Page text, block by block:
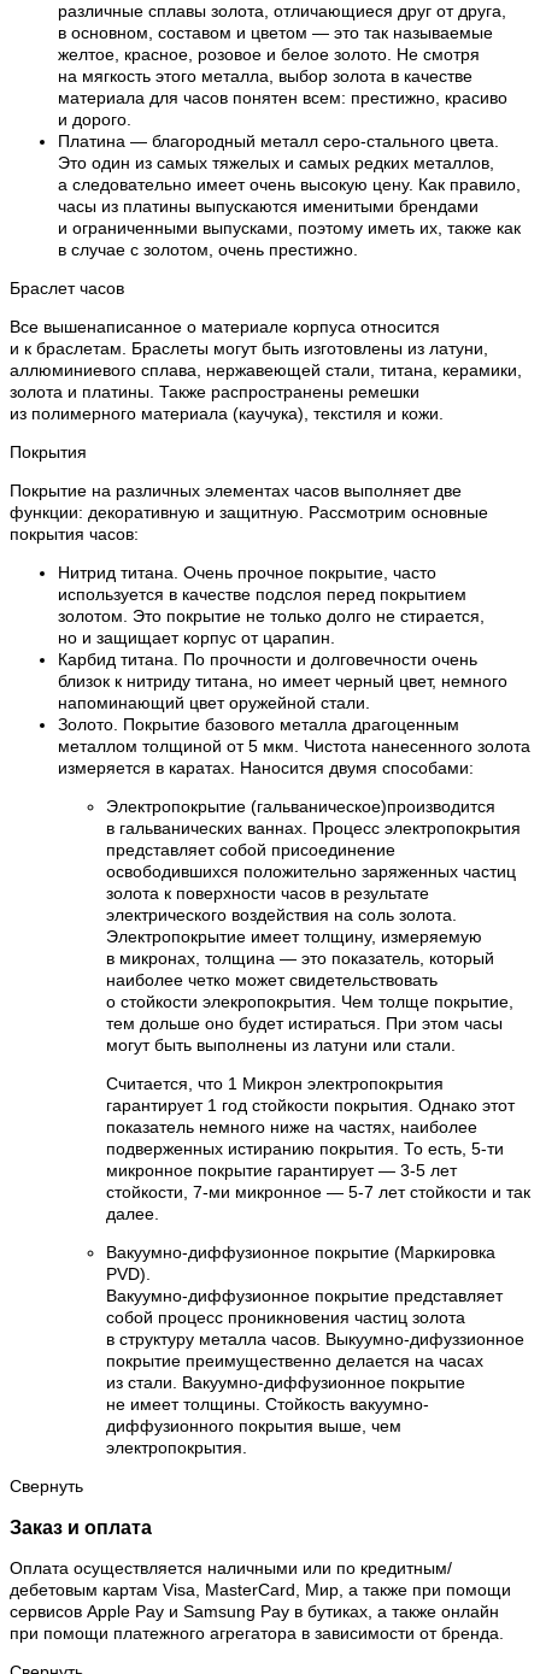
различные сплавы золота, отличающиеся друг от друга,
в основном, составом и цветом — это так называемые
желтое, красное, розовое и белое золото. Не смотря
на мягкость этого металла, выбор золота в качестве
материала для часов понятен всем: престижно, красиво
и дорого.
Платина — благородный металл серо-стального цвета.
Это один из самых тяжелых и самых редких металлов,
а следовательно имеет очень высокую цену. Как правило,
часы из платины выпускаются именитыми брендами
и ограниченными выпусками, поэтому иметь их, также как
в случае с золотом, очень престижно.
Браслет часов
Все вышенаписанное о материале корпуса относится
и к браслетам. Браслеты могут быть изготовлены из латуни,
аллюминиевого сплава, нержавеющей стали, титана, керамики,
золота и платины. Также распространены ремешки
из полимерного материала (каучука), текстиля и кожи.
Покрытия
Покрытие на различных элементах часов выполняет две
функции: декоративную и защитную. Рассмотрим основные
покрытия часов:
Нитрид титана. Очень прочное покрытие, часто
используется в качестве подслоя перед покрытием
золотом. Это покрытие не только долго не стирается,
но и защищает корпус от царапин.
Карбид титана. По прочности и долговечности очень
близок к нитриду титана, но имеет черный цвет, немного
напоминающий цвет оружейной стали.
Золото. Покрытие базового металла драгоценным
металлом толщиной от 5 мкм. Чистота нанесенного золота
измеряется в каратах. Наносится двумя способами:
Электропокрытие (гальваническое)производится
в гальванических ваннах. Процесс электропокрытия
представляет собой присоединение
освободившихся положительно заряженных частиц
золота к поверхности часов в результате
электрического воздействия на соль золота.
Электропокрытие имеет толщину, измеряемую
в микронах, толщина — это показатель, который
наиболее четко может свидетельствовать
о стойкости элекропокрытия. Чем толще покрытие,
тем дольше оно будет истираться. При этом часы
могут быть выполнены из латуни или стали.
Считается, что 1 Микрон электропокрытия
гарантирует 1 год стойкости покрытия. Однако этот
показатель немного ниже на частях, наиболее
подверженных истиранию покрытия. То есть, 5-ти
микронное покрытие гарантирует — 3-5 лет
стойкости, 7-ми микронное — 5-7 лет стойкости и так
далее.
Вакуумно-диффузионное покрытие (Маркировка
PVD).
Вакуумно-диффузионное покрытие представляет
собой процесс проникновения частиц золота
в структуру металла часов. Выкуумно-дифуззионное
покрытие преимущественно делается на часах
из стали. Вакуумно-диффузионное покрытие
не имеет толщины. Стойкость вакуумно-
диффузионного покрытия выше, чем
электропокрытия.
Свернуть
Заказ и оплата
Оплата осуществляется наличными или по кредитным/
дебетовым картам Visa, MasterCard, Мир, а также при помощи
сервисов Apple Pay и Samsung Pay в бутиках, а также онлайн
при помощи платежного агрегатора в зависимости от бренда.